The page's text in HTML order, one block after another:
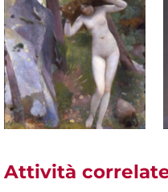
Attività